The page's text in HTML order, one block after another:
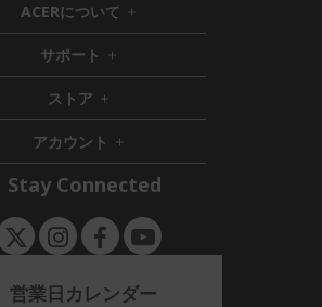
ACERについて h
i
d
n
サポート
h
i
d
d
e
n
ストア h
i
d
d
e
アカウント
h
i
d
e
n
Stay Connected
営業日カレンダー